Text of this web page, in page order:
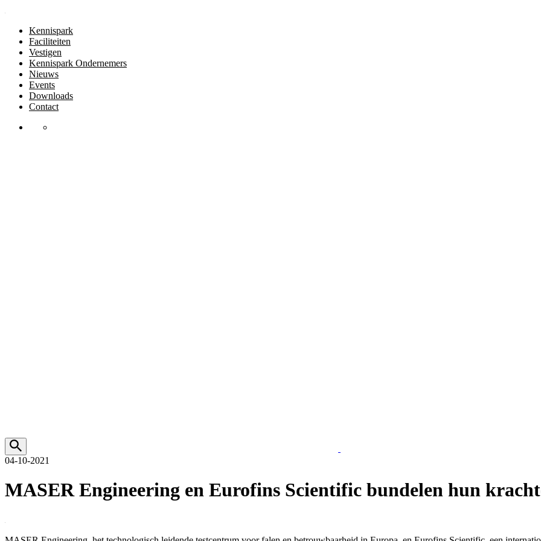
Kennispark
Faciliteiten
Vestigen
Kennispark Ondernemers
Nieuws
Events
Downloads
Contact
04-10-2021
MASER Engineering en Eurofins Scientific bundelen hun